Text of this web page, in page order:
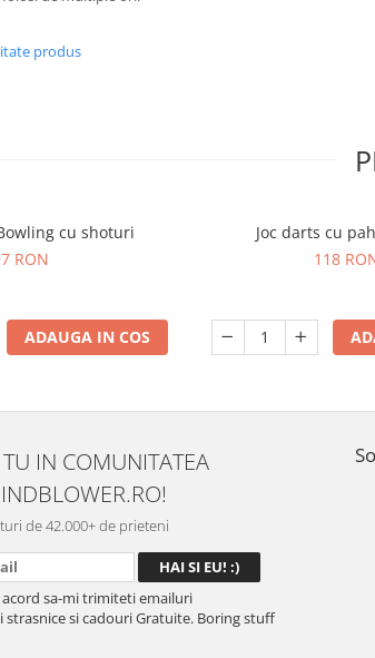
produs
cu shoturi
RON
ADAUGA IN COS
Joc darts cu
118
IN COMUNITATEA
de 42.000+ de prieteni
sa-mi trimiteti emailuri
strasnice si cadouri Gratuite. Boring stuff